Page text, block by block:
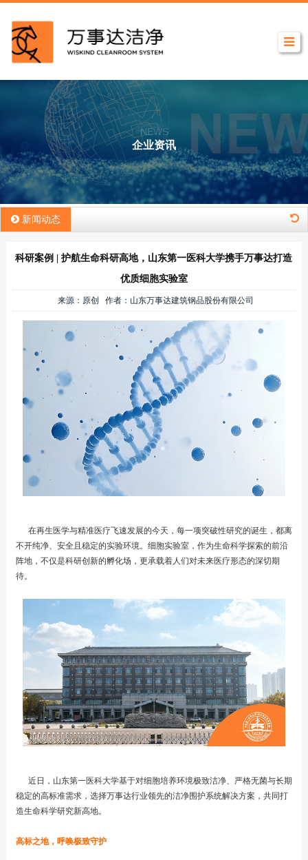
NEWS
企业资讯
新闻动态
科研案例 | 护航生命科研高地，山东第一医科大学携手万事达打造
优质细胞实验室
来源：原创 作者：山东万事达建筑钢品股份有限公司
在再生医学与精准医疗飞速发展的今天，每一项突破性研究的诞生，都离
不开纯净、安全且稳定的实验环境。细胞实验室，作为生命科学探索的前沿
阵地，不仅是科研创新的孵化场，更承载着人们对未来医疗形态的深切期
待。
近日，山东第一医科大学基于对细胞培养环境极致洁净、严格无菌与长期
稳定的高标准需求，选择万事达行业领先的洁净围护系统解决方案，共同打
造生命科学研究新高地。
高标之地，呼唤极致守护